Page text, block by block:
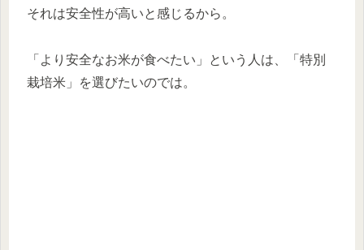
それは安全性が高いと感じるから。
「より安全なお米が食べたい」という人は、「特別
栽培米」を選びたいのでは。